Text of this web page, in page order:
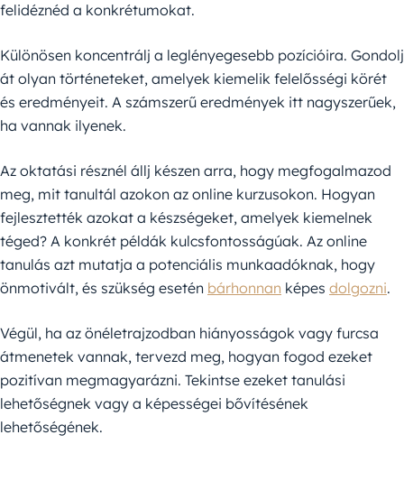
felidéznéd a konkrétumokat.
Különösen koncentrálj a leglényegesebb pozícióira. Gondolj
át olyan történeteket, amelyek kiemelik felelősségi körét
és eredményeit. A számszerű eredmények itt nagyszerűek,
ha vannak ilyenek.
Az oktatási résznél állj készen arra, hogy megfogalmazod
meg, mit tanultál azokon az online kurzusokon. Hogyan
fejlesztették azokat a készségeket, amelyek kiemelnek
téged? A konkrét példák kulcsfontosságúak. Az online
tanulás azt mutatja a potenciális munkaadóknak, hogy
önmotivált, és szükség esetén bárhonnan képes dolgozni.
Végül, ha az önéletrajzodban hiányosságok vagy furcsa
átmenetek vannak, tervezd meg, hogyan fogod ezeket
pozitívan megmagyarázni. Tekintse ezeket tanulási
lehetőségnek vagy a képességei bővítésének
lehetőségének.